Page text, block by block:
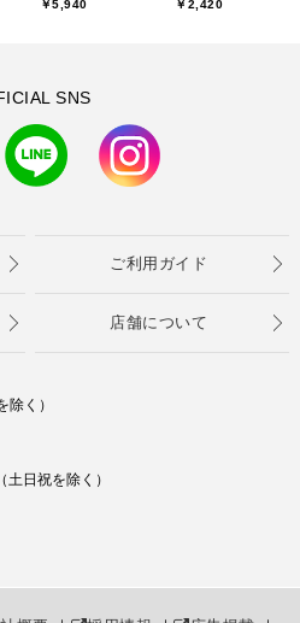
￥5,940
￥2,420
SNS
ご利用ガイド
店舗について
く）
日祝を除く）